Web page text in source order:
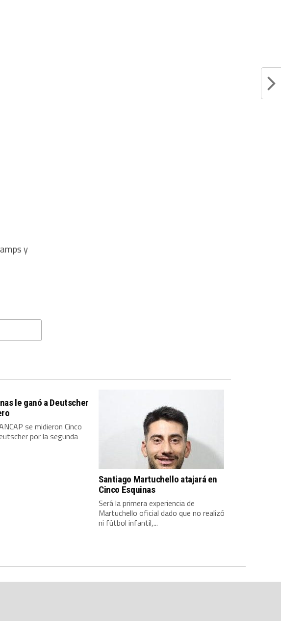
y
le ganó a Deutscher
se midieron Cinco
por la segunda
Santiago Martuchello atajará en
Cinco Esquinas
Será la primera experiencia de
Martuchello oficial dado que no realizó
ni fútbol infantil,...